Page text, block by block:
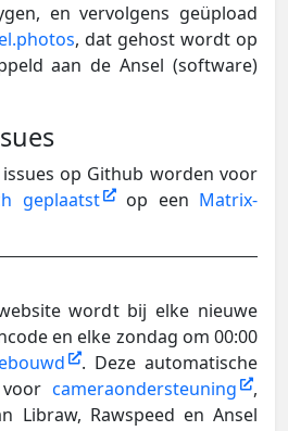
en vervolgens geüpload
, dat gehost wordt op
aan de Ansel (software)
op Github worden voor
geplaatst op een Matrix-
wordt bij elke nieuwe
en elke zondag om 00:00
. Deze automatische
cameraondersteuning
,
Libraw, Rawspeed en Ansel